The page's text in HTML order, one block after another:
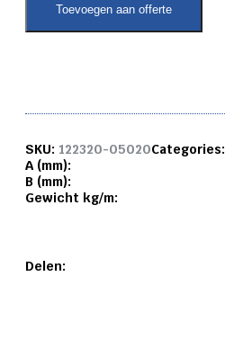
20
Toevoegen aan offerte
SKU: 122320-05020Categories:
A (mm):
B (mm):
Gewicht kg/m:
Delen: